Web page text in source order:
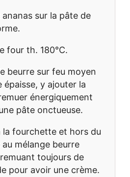
ananas sur la pâte de
four th. 180°C.
beurre sur feu moyen
épaisse, y ajouter la
énergiquement
pâte onctueuse.
la fourchette et hors du
mélange beurre
toujours de
pour avoir une crème.